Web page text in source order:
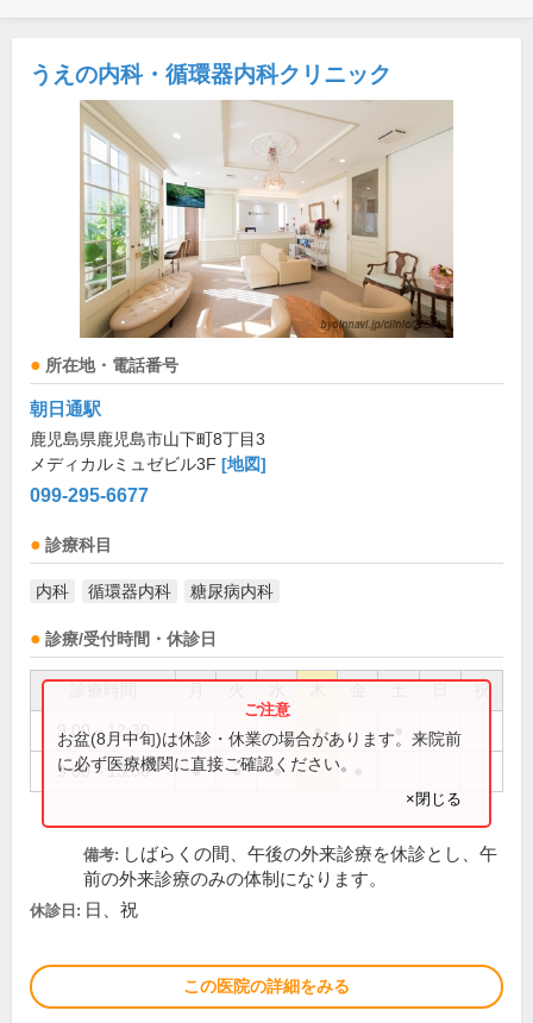
うえの内科・循環器内科クリニック
所在地・電話番号
朝日通駅
鹿児島県鹿児島市山下町8丁目3
メディカルミュゼビル3F [地図]
099-295-6677
診療科目
内科 循環器内科 糖尿病内科
診療/受付時間・休診日
祝
9:00～12:30 ●
9:00～13:00 ● ● ●
お盆(8月中旬)は休診・休業の場合があります。来院前
に必ず医療機関に直接ご確認ください。
×閉じる
備考: しばらくの間、午後の外来診療を休診とし、午
前の外来診療のみの体制になります。
休診日: 日、祝
この医院の詳細をみる